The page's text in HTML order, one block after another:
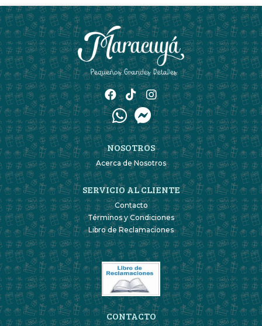
NOSOTROS
Acerca de Nosotros
SERVICIO AL CLIENTE
Contacto
Términos y Condiciones
Libro de Reclamaciones
CONTACTO